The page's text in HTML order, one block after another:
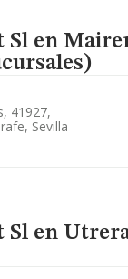
Sl en
41927,
Sevilla
Sl en